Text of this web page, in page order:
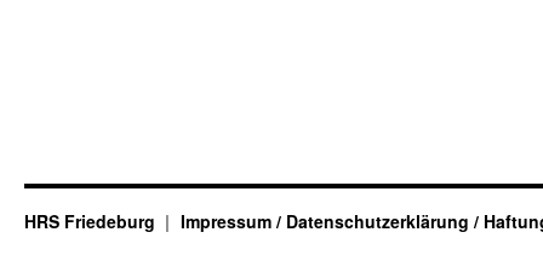
HRS Friedeburg Impressum / Datenschutzerklärung /